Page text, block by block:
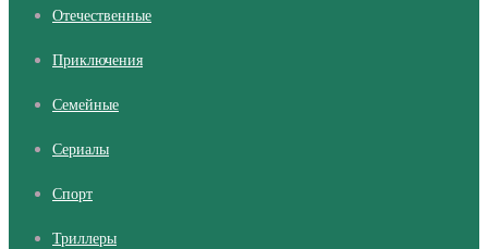
Отечественные
Приключения
Семейные
Сериалы
Cпорт
Триллеры